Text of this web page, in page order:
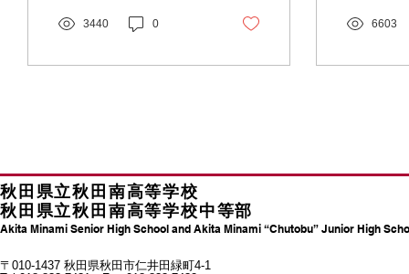
理さん（高３）。そし
奈さん（高３）の作品で
3440 0
りの個性
が素晴ら
6603
秋田県立秋田南高等学校
秋田県立秋田南高等学校中等部
Akita Minami Senior High School and Akita Minami “Chutobu” Junior High
〒010-1437 秋田県秋田市仁井田緑町4-1